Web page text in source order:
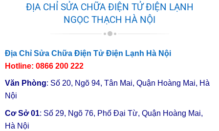
Bộ khởi
1.5
HP
450.000 –
700.000
06-12 tháng
Bộ khởi
động
2 HP
550.000 –
bo mạch
điều khiển
200 222
222
ĐỊA CHỈ SỬA CHỮA ĐIỆN TỬ ĐIỆN LẠNH
NGỌC THẠCH HÀ NỘI
Địa Chỉ Sửa Chữa Điện Tử Điện Lạnh Hà Nội
Hotline: 0866 200 222
Văn Phòng: Số 20, Ngõ 94, Tân Mai, Quận Hoàng Mai, Hà
Nội
Cơ Sở 01: Số 29, Ngõ 76, Phố Đại Từ, Quận Hoàng Mai,
Hà Nội